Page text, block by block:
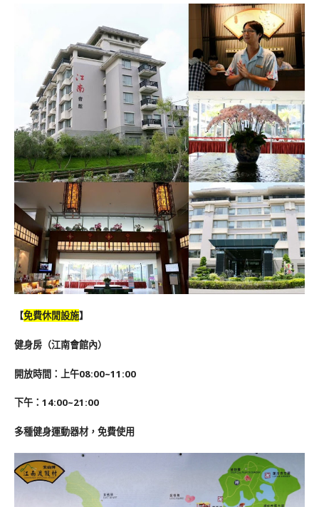
【免費休閒設施】
健身房（江南會館內）
開放時間：上午08:00~11:00
下午：14:00~21:00
多種健身運動器材，免費使用